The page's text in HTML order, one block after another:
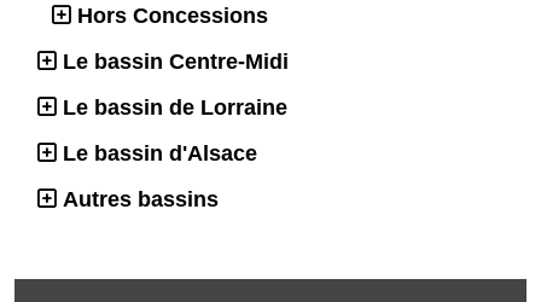
Hors Concessions
Le bassin Centre-Midi
Le bassin de Lorraine
Le bassin d'Alsace
Autres bassins